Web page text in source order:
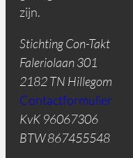
zijn.
Stichting Con-Takt
Faleriolaan 301
2182 TN Hillegom
Contactformulier
KvK 96067306
BTW 867455548